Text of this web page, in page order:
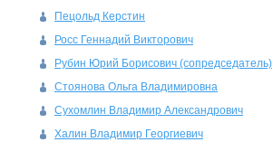
Пецольд Керстин
Росс Геннадий Викторович
Рубин Юрий Борисович (сопредседатель)
Стоянова Ольга Владимировна
Сухомлин Владимир Александрович
Халин Владимир Георгиевич